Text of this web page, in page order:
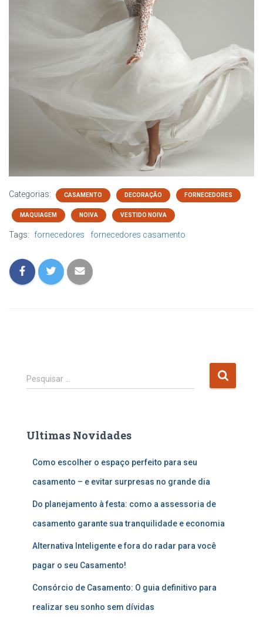
Categorias: CASAMENTO DECORAÇÃO FORNECEDORES
MAQUIAGEM NOIVA VESTIDO NOIVA
Tags: fornecedores fornecedores casamento
P
e
i
Pesquisar …
Ultimas Novidades
Como escolher o espaço perfeito para seu
casamento – e evitar surpresas no grande dia
Do planejamento à festa: como a assessoria de
casamento garante sua tranquilidade e economia
Alternativa Inteligente e fora do radar para você
pagar o seu Casamento!
Consórcio de Casamento: O guia definitivo para
realizar seu sonho sem dívidas